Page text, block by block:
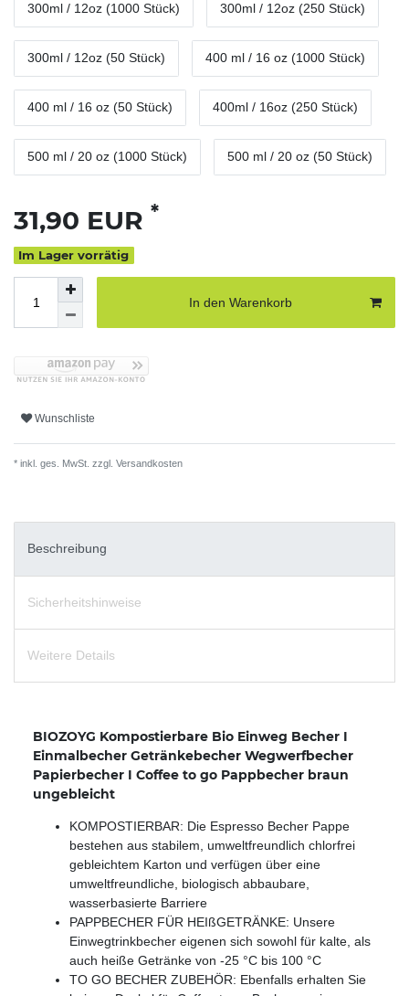
300ml / 12oz (1000 Stück) 300ml / 12oz (250 Stück)
300ml / 12oz (50 Stück) 400 ml / 16 oz (1000 Stück)
400 ml / 16 oz (50 Stück) 400ml / 16oz (250 Stück)
500 ml / 20 oz (1000 Stück) 500 ml / 20 oz (50 Stück)
31,90 EUR *
Im Lager vorrätig
In den Warenkorb
Wunschliste
* inkl. ges. MwSt. zzgl. Versandkosten
Beschreibung
Sicherheitshinweise
Weitere Details
BIOZOYG Kompostierbare Bio Einweg Becher I
Einmalbecher Getränkebecher Wegwerfbecher
Papierbecher I Coffee to go Pappbecher braun
ungebleicht
KOMPOSTIERBAR: Die Espresso Becher Pappe
bestehen aus stabilem, umweltfreundlich chlorfrei
gebleichtem Karton und verfügen über eine
umweltfreundliche, biologisch abbaubare,
wasserbasierte Barriere
PAPPBECHER FÜR HEIßGETRÄNKE: Unsere
Einwegtrinkbecher eigenen sich sowohl für kalte, als
auch heiße Getränke von -25 °C bis 100 °C
TO GO BECHER ZUBEHÖR: Ebenfalls erhalten Sie